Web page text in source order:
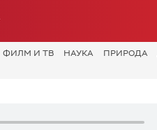
ФИЛМ И ТВ НАУКА ПРИРОДА